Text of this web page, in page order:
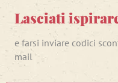
Lasciati
e farsi inviare codici
mail